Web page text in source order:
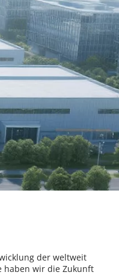
der weltweit
haben wir die Zukunft